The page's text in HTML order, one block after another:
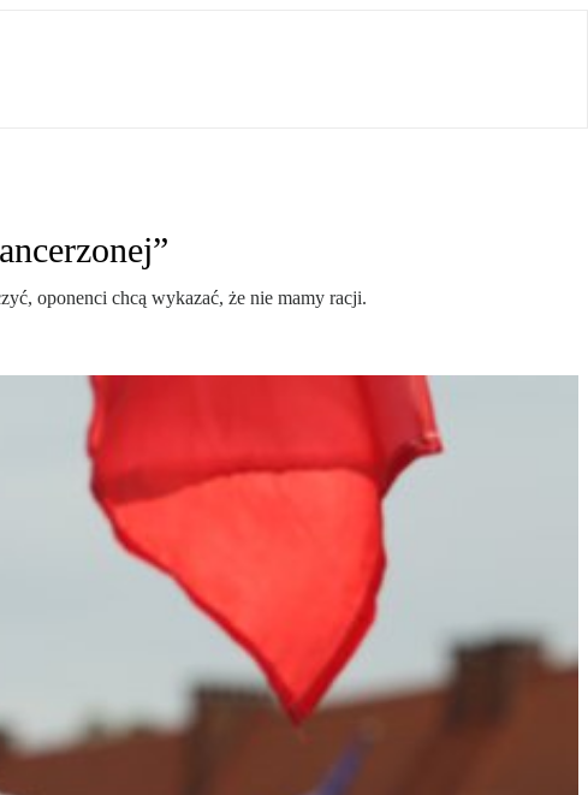
oponenci chcą wykazać, że nie mamy racji.